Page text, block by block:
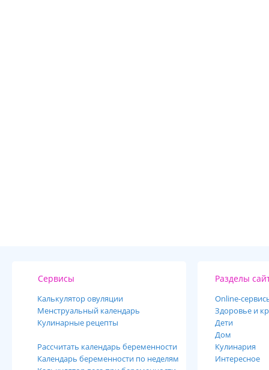
Сервисы
Калькулятор овуляции
Менструальный календарь
Кулинарные рецепты
Рассчитать календарь беременности
Календарь беременности по неделям
Разделы
Online-
Здоровье и
Дети
Дом
Кулинария
Интересное